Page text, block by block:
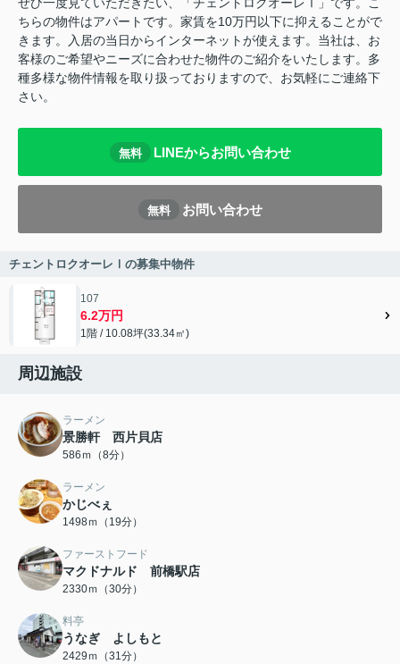
ぜひ一度見ていただきたい、「チェントロクオーレⅠ」です。こ
ちらの物件はアパートです。家賃を10万円以下に抑えることがで
きます。入居の当日からインターネットが使えます。当社は、お
客様のご希望やニーズに合わせた物件のご紹介をいたします。多
種多様な物件情報を取り扱っておりますので、お気軽にご連絡下
さい。
無料 LINEからお問い合わせ
無料 お問い合わせ
チェントロクオーレⅠの募集中物件
107
6.2万円
1階 / 10.08坪(33.34㎡)
周辺施設
ラーメン
景勝軒 西片貝店
586ｍ（8分）
ラーメン
かじべぇ
1498ｍ（19分）
ファーストフード
マクドナルド 前橋駅店
2330ｍ（30分）
料亭
うなぎ よしもと
2429ｍ（31分）